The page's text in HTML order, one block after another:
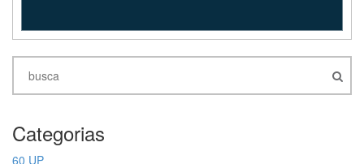
Categorias
60 UP